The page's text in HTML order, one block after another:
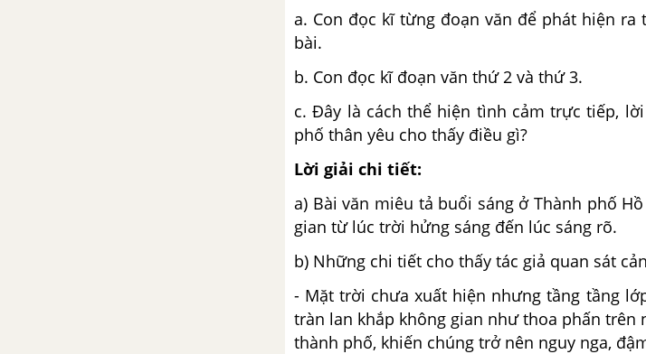
a. Con đọc kĩ từng đoạn văn để phát hiện
bài.
b. Con đọc kĩ đoạn văn thứ 2 và thứ 3.
c. Đây là cách thể hiện tình cảm trực tiếp,
phố thân yêu cho thấy điều gì?
Lời giải chi tiết:
a) Bài văn miêu tả buổi sáng ở Thành phố
gian từ lúc trời hửng sáng đến lúc sáng rõ.
b) Những chi tiết cho thấy tác giả quan sát
- Mặt trời chưa xuất hiện nhưng tầng tầng
tràn lan khắp không gian như thoa phấn trên
thành phố, khiến chúng trở nên nguy nga,